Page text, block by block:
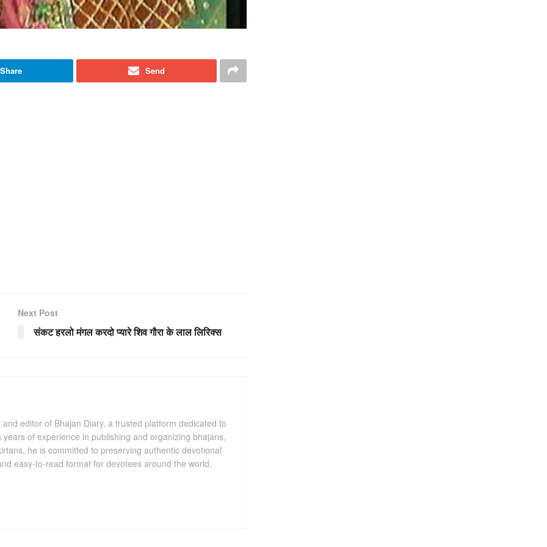
Share Send
Next Post
संकट हरलो मंगल करदो प्यारे शिव गौरा के लाल लिरिक्स
editor of Bhajan Diary, a trusted platform dedicated to
of experience in publishing and organizing bhajans,
he is committed to preserving authentic devotional
easy-to-read format for devotees around the world.